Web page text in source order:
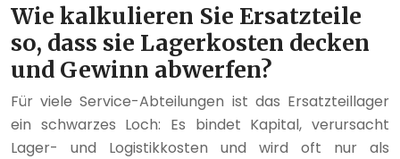
Wie kalkulieren Sie Ersatzteile
so, dass sie Lagerkosten decken
und Gewinn abwerfen?
Für viele Service-Abteilungen ist das Ersatzteillager
ein schwarzes Loch: Es bindet Kapital, verursacht
Lager- und Logistikkosten und wird oft nur als